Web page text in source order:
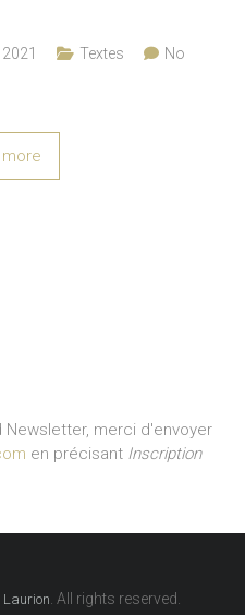
Textes
No
Newsletter, merci d'envoyer
en précisant Inscription
Laurion . All rights reserved.